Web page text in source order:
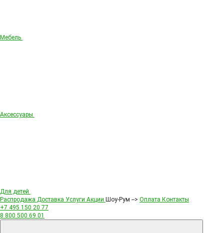
Мебель
Аксессуары
Для детей
Распродажа Доставка Услуги Акции Шоу-Рум --> Оплата Контакты
+7 495 150 20 77
8 800 500 69 01